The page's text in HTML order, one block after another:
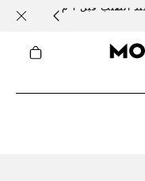
توصيل في نفس اليوم داخل مدينة الرياض عند الطلب قبل 1 م